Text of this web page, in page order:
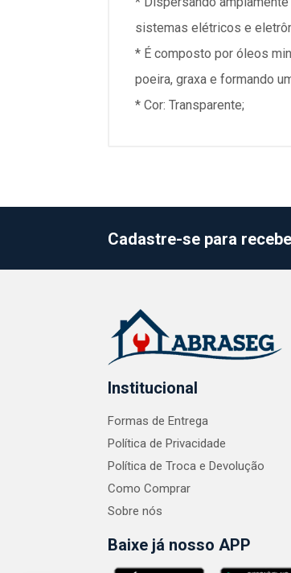
sistemas elétricos e
* É composto por óleos
poeira, graxa e formando
* Cor: Transparente;
Cadastre-se para
Institucional
Formas de Entrega
Política de Privacidade
Política de Troca e Devolução
Como Comprar
Sobre nós
Baixe já nosso APP